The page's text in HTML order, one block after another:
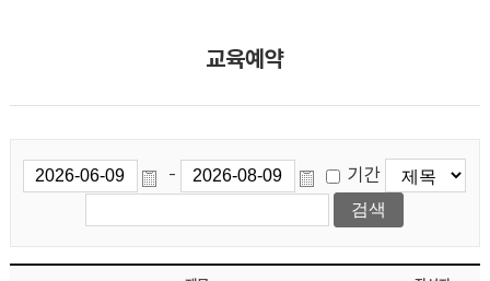
교육예약
- 기간